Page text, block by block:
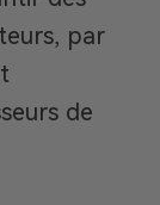
par
de